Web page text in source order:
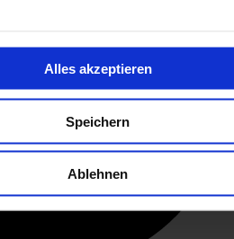
Alles akzeptieren
Speichern
Ablehnen